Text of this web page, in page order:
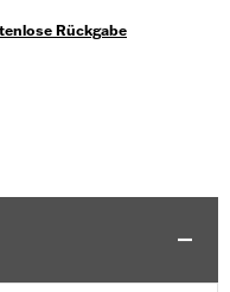
Rückgabe